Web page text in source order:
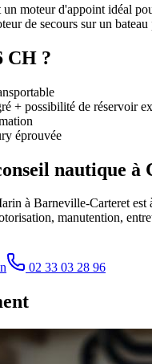
moteur d'appoint idéal
de secours sur un bateau
CH ?
+ possibilité de réservoir
éprouvée
nautique à
à Barneville-Carteret est
manutention,
02 33 03 28 96